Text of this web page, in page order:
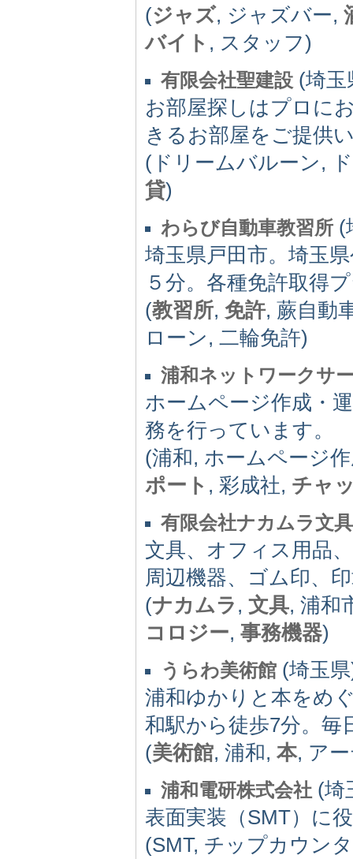
(ジャズ, ジャズバー,
バイト , スタッフ)
有限会社聖建設 (埼玉
お部屋探しはプロに
きるお部屋をご提供
(ドリームバルーン,
貸)
わらび自動車教習所 (
埼玉県戸田市。埼玉
５分。各種免許取得
(教習所, 免許, 蕨自動
ローン, 二輪免許)
浦和ネットワークサ
ホームページ作成・
務を行っています。
(浦和, ホームページ
ポート , 彩成社, チャ
有限会社ナカムラ文具
文具、オフィス用品
周辺機器、ゴム印、
(ナカムラ , 文具, 浦和
コロジー, 事務機器)
うらわ美術館 (埼玉
浦和ゆかりと本をめ
和駅から徒歩7分。毎
(美術館, 浦和, 本, ア
浦和電研株式会社 (埼
表面実装（SMT）に
(SMT, チップカウン